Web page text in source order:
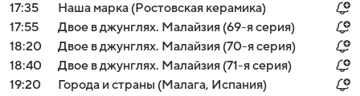
17:35
Наша марка (Ростовская керамика)
17:55
Двое в джунглях. Малайзия (69-я серия)
18:20
Двое в джунглях. Малайзия (70-я серия)
18:40
Двое в джунглях. Малайзия (71-я серия)
19:20
Города и страны (Малага, Испания)